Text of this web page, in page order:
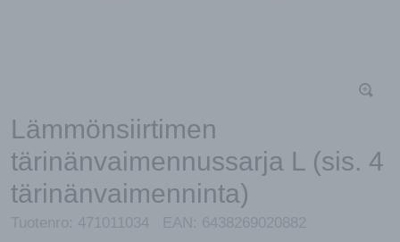
Lämmönsiirtimen
tärinänvaimennussarja L (sis. 4
tärinänvaimenninta)
Tuotenro: 471011034 EAN: 6438269020882